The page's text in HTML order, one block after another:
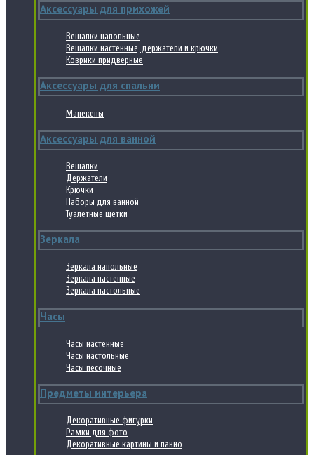
Аксессуары для прихожей
Вешалки напольные
Вешалки настенные, держатели и крючки
Коврики придверные
Аксессуары для спальни
Манекены
Аксессуары для ванной
Вешалки
Держатели
Крючки
Наборы для ванной
Туалетные щетки
Зеркала
Зеркала напольные
Зеркала настенные
Зеркала настольные
Часы
Часы настенные
Часы настольные
Часы песочные
Предметы интерьера
Декоративные фигурки
Рамки для фото
Декоративные картины и панно